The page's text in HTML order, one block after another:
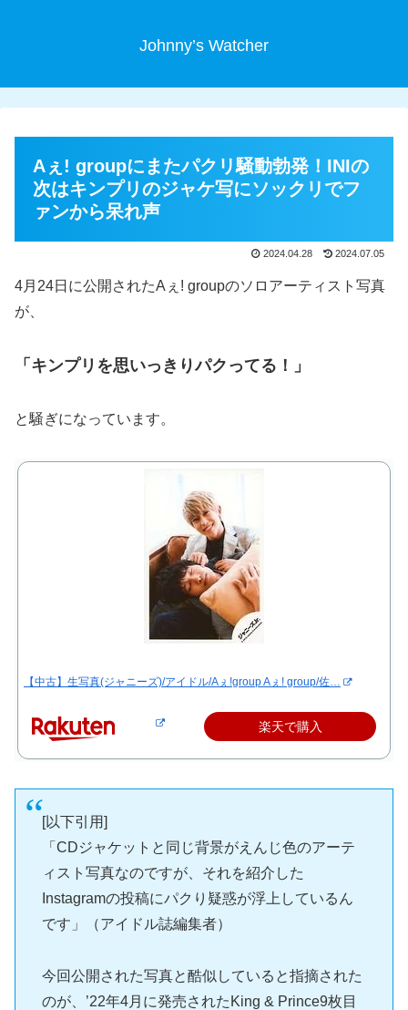
Johnny’s Watcher
Aぇ! groupにまたパクリ騒動勃発！INIの
次はキンプリのジャケ写にソックリでフ
ァンから呆れ声
2024.04.28 2024.07.05
4月24日に公開されたAぇ! groupのソロアーティスト写真
が、
「キンプリを思いっきりパクってる！」
と騒ぎになっています。
【中古】生写真(ジャニーズ)/アイドル/Aぇ!group Aぇ! group/佐…
楽天で購入
[以下引用]
「CDジャケットと同じ背景がえんじ色のアーテ
ィスト写真なのですが、それを紹介した
Instagramの投稿にパクり疑惑が浮上しているん
です」（アイドル誌編集者）
今回公開された写真と酷似していると指摘された
のが、’22年4月に発売されたKing & Prince9枚目